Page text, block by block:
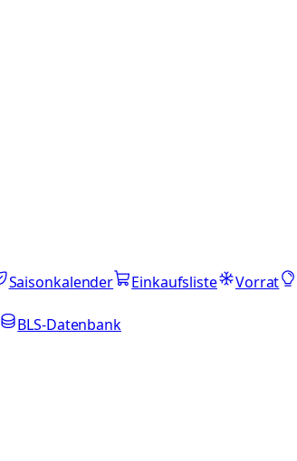
Saisonkalender Einkaufsliste Vorrat
BLS-Datenbank